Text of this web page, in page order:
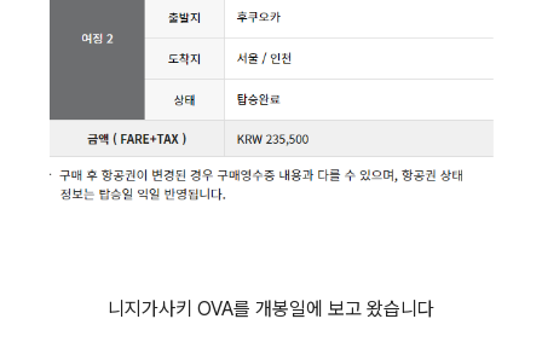
니지가사키 OVA를 개봉일에 보고 왔습니다